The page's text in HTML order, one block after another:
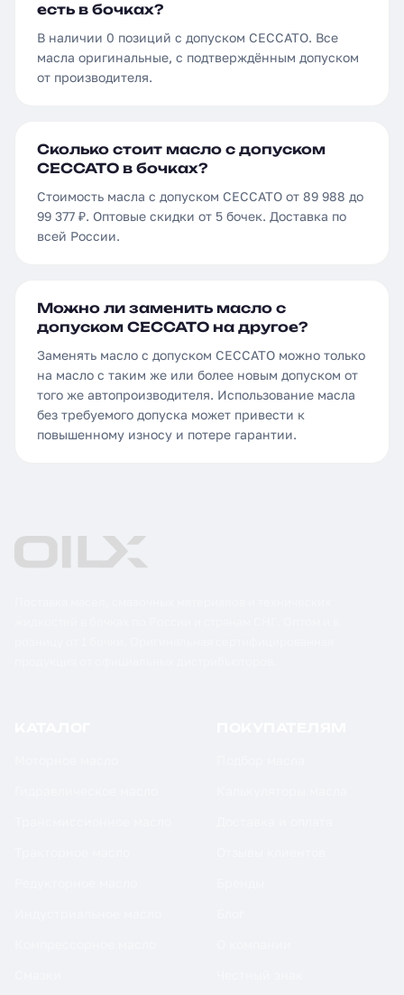
есть в бочках?
В наличии 0 позиций с допуском CECCATO. Все
масла оригинальные, с подтверждённым допуском
от производителя.
Сколько стоит масло с допуском
CECCATO в бочках?
Стоимость масла с допуском CECCATO от 89 988 до
99 377 ₽. Оптовые скидки от 5 бочек. Доставка по
всей России.
Можно ли заменить масло с
допуском CECCATO на другое?
Заменять масло с допуском CECCATO можно только
на масло с таким же или более новым допуском от
того же автопроизводителя. Использование масла
без требуемого допуска может привести к
повышенному износу и потере гарантии.